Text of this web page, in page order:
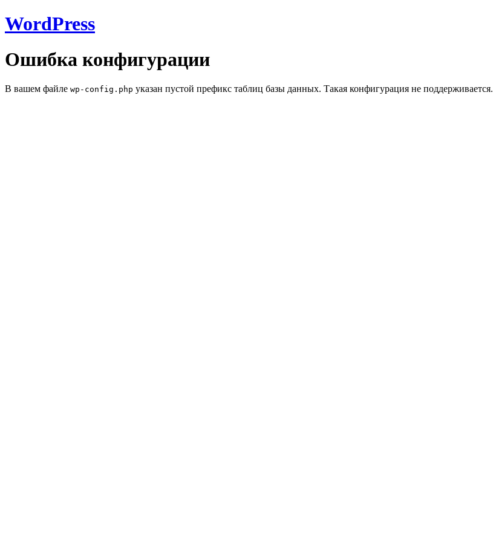
WordPress
Ошибка конфигурации
В вашем файле wp-config.php указан пустой префикс таблиц базы данных. Такая конфигурация не поддерживается.